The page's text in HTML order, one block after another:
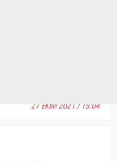
27 EKİM 2021 / 15:04